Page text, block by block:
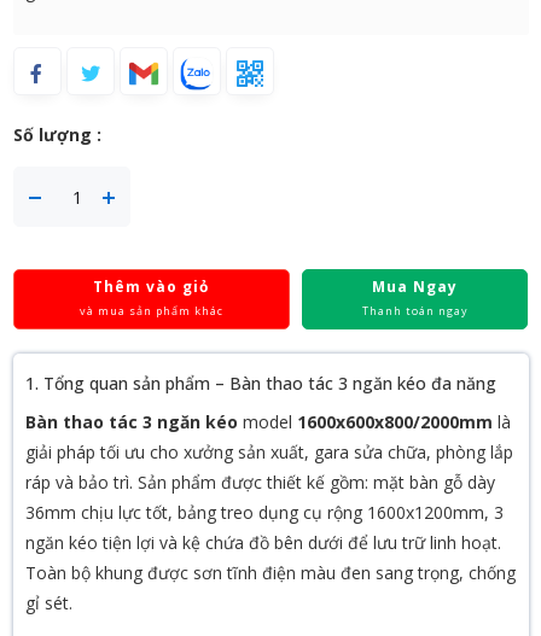
Số lượng :
Thêm vào giỏ
và mua sản phẩm khác
Mua Ngay
Thanh toán ngay
1. Tổng quan sản phẩm – Bàn thao tác 3 ngăn kéo đa năng
Bàn thao tác 3 ngăn kéo model 1600x600x800/2000mm là
giải pháp tối ưu cho xưởng sản xuất, gara sửa chữa, phòng lắp
ráp và bảo trì. Sản phẩm được thiết kế gồm: mặt bàn gỗ dày
36mm chịu lực tốt, bảng treo dụng cụ rộng 1600x1200mm, 3
ngăn kéo tiện lợi và kệ chứa đồ bên dưới để lưu trữ linh hoạt.
Toàn bộ khung được sơn tĩnh điện màu đen sang trọng, chống
gỉ sét.